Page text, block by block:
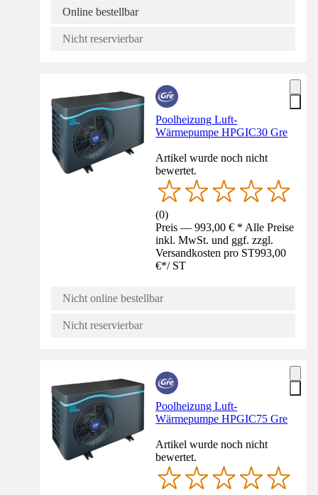
Online bestellbar
Nicht reservierbar
Poolheizung Luft-
Wärmepumpe HPGIC30 Gre
Artikel wurde noch nicht
bewertet.
(0)
Preis — 993,00 € * Alle Preise
inkl. MwSt. und ggf. zzgl.
Versandkosten pro ST993,00
€*/ ST
Nicht online bestellbar
Nicht reservierbar
Poolheizung Luft-
Wärmepumpe HPGIC75 Gre
Artikel wurde noch nicht
bewertet.